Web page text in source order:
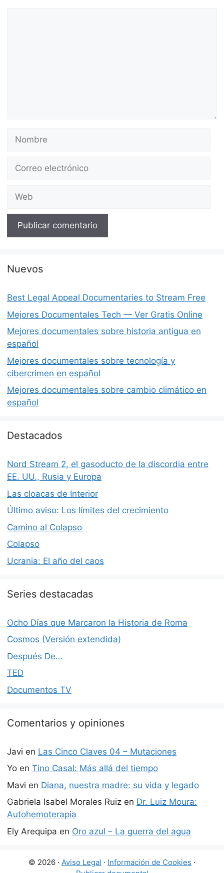
Nombre
Correo
Web
Nuevos
Best Legal Appeal Documentaries to Stream Free
Mejores Documentales Tech — Ver Gratis Online
Mejores documentales sobre historia antigua en
español
Mejores documentales sobre tecnología y
cibercrimen en español
Mejores documentales sobre cambio climático en
español
Destacados
Nord Stream 2, el gasoducto de la discordia entre
EE. UU., Rusia y Europa
Las cloacas de Interior
Último aviso: Los límites del crecimiento
Camino al Colapso
Colapso
Ucrania: El año del caos
Series destacadas
Ocho Días que Marcaron la Historia de Roma
Cosmos (Versión extendida)
Después De…
TED
Documentos TV
Comentarios y opiniones
Javi en Las Cinco Claves 04 – Mutaciones
Yo en Tino Casal: Más allá del tiempo
Mavi en Diana, nuestra madre: su vida y legado
Gabriela Isabel Morales Ruiz en Dr. Luiz Moura:
Autohemoterapia
Ely Arequipa en Oro azul – La guerra del agua
© 2026 · Aviso Legal · Información de Cookies ·